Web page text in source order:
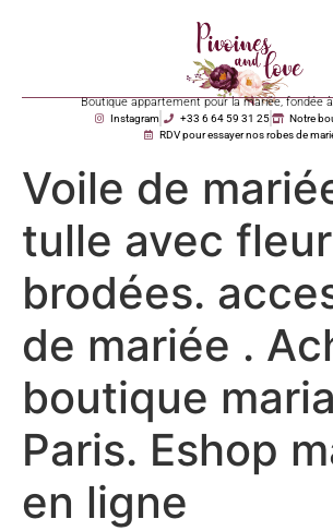
Boutique appartement pour la mariée, fondée
Instagram +33 6 64 59 31 25
Notre
RDV pour essayer nos robes de
Voile de
tulle avec
brodées.
de mariée .
boutique
Paris. Eshop
en ligne